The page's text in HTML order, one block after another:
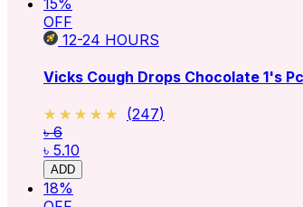
OFF
12-24 HOURS
Vicks Cough Drops Chocolate 1's
★★★★★
★★★★★ (247)
৳ 6
৳ 5.10
ADD
18%